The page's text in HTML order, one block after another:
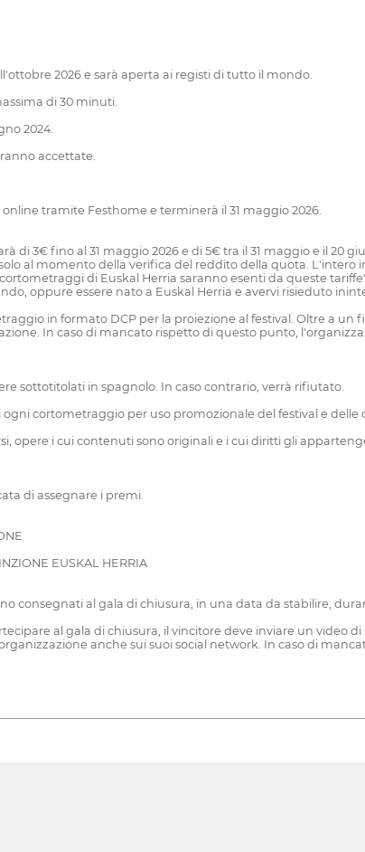
2026 e sarà aperta ai registi di tutto il mondo.
di 30 minuti.
2024.
accettate.
tramite Festhome e terminerà il 31 maggio 2026.
di 3€ fino al 31 maggio 2026 e di 5€ tra il 31 maggio e il 20
al momento della verifica del reddito della quota. L'intero
di Euskal Herria saranno esenti da queste
oppure essere nato a Euskal Herria e avervi risieduto
in formato DCP per la proiezione al festival. Oltre a un
In caso di mancato rispetto di questo punto,
sottotitolati in spagnolo. In caso contrario, verrà rifiutato.
cortometraggio per uso promozionale del festival e delle
opere i cui contenuti sono originali e i cui diritti gli
di assegnare i premi.
EUSKAL HERRIA
consegnati al gala di chiusura, in una data da stabilire,
al gala di chiusura, il vincitore deve inviare un video
anche sui suoi social network. In caso di